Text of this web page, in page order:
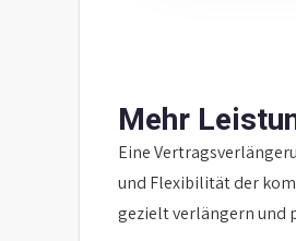
Mehr
Eine
und Flexibilität der
gezielt verlängern und